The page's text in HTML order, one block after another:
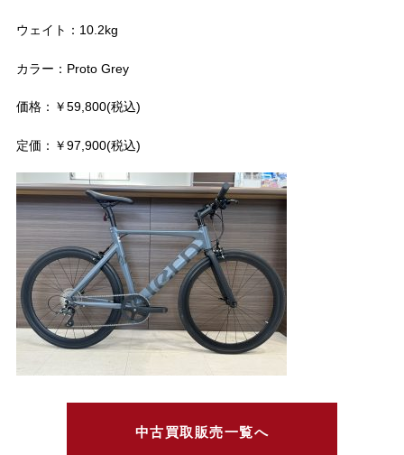
ウェイト：10.2kg
カラー：Proto Grey
価格：￥59,800(税込)
定価：￥97,900(税込)
中古買取販売一覧へ